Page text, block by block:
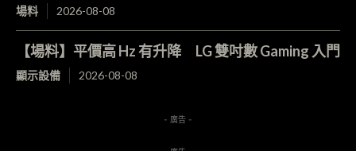
場料 2026-08-08
【場料】平價高 Hz 有升降 LG 雙吋數 Gaming 入門
顯示設備 2026-08-08
- 廣告 -